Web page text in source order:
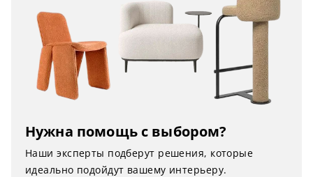
Нужна помощь с выбором?
Наши эксперты подберут решения, которые
идеально подойдут вашему интерьеру.